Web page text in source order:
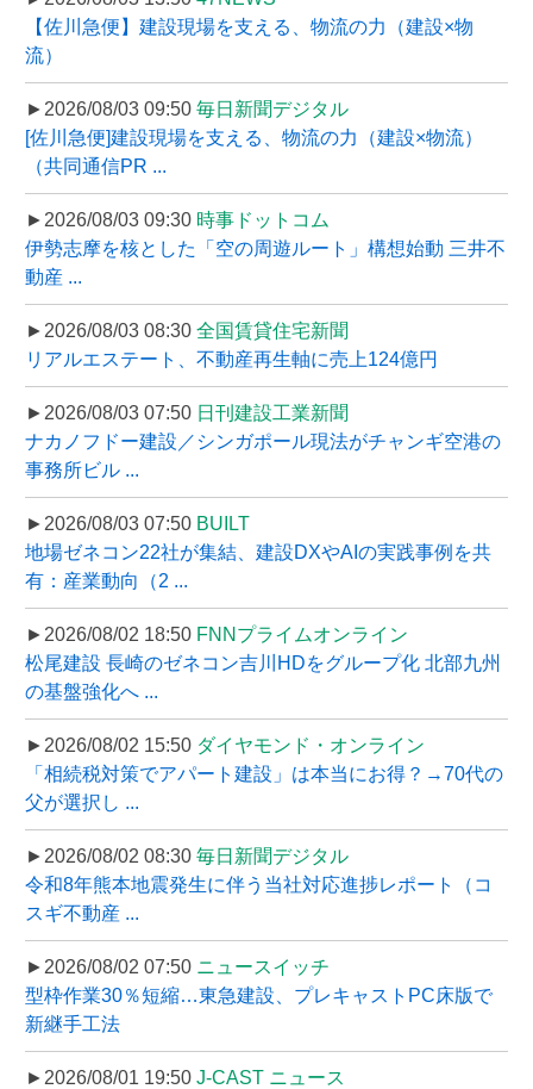
【佐川急便】建設現場を支える、物流の力（建設×物
流）
►2026/08/03 09:50 毎日新聞デジタル
[佐川急便]建設現場を支える、物流の力（建設×物流）
（共同通信PR ...
►2026/08/03 09:30 時事ドットコム
伊勢志摩を核とした「空の周遊ルート」構想始動 三井不
動産 ...
►2026/08/03 08:30 全国賃貸住宅新聞
リアルエステート、不動産再生軸に売上124億円
►2026/08/03 07:50 日刊建設工業新聞
ナカノフドー建設／シンガポール現法がチャンギ空港の
事務所ビル ...
►2026/08/03 07:50 BUILT
地場ゼネコン22社が集結、建設DXやAIの実践事例を共
有：産業動向（2 ...
►2026/08/02 18:50 FNNプライムオンライン
松尾建設 長崎のゼネコン吉川HDをグループ化 北部九州
の基盤強化へ ...
►2026/08/02 15:50 ダイヤモンド・オンライン
「相続税対策でアパート建設」は本当にお得？→70代の
父が選択し ...
►2026/08/02 08:30 毎日新聞デジタル
令和8年熊本地震発生に伴う当社対応進捗レポート（コ
スギ不動産 ...
►2026/08/02 07:50 ニュースイッチ
型枠作業30％短縮…東急建設、プレキャストPC床版で
新継手工法
►2026/08/01 19:50 J-CAST ニュース